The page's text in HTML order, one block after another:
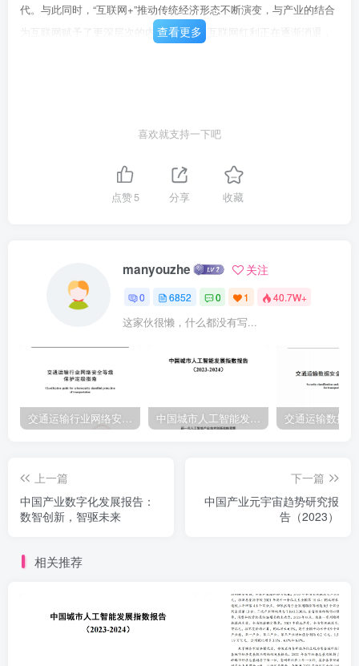
代。与此同时，“互联网+”推动传统经济形态不断演变，与产业的结合
为互联网赋予了更深层次的内涵。如今，互联网红利正在逐渐消退，
其各自独立又深度连接，并且更加看重生态与生态的合作，要素到价
值均需要通过生态共同完成。通过信息全面互联、资源优化配置，进
行深度融合、链式扩张、协同创新、多方共赢才是发展的方向所在。
应。消费互联网与产业互联网特征对比消费互联网产业互联网服务对
象个人消费者全产业链核心主体互联网企业实体企业应用场景生活消
费场景生产、服务、生活全场景发展模式平台模式生态模式基于互联
网企业自有平台发展涉及千行百业的场景关键特征用户类型和需求较
为简单不存在统一入口和统一逻辑应用场景覆盖面相对较窄参与者类
型和需求复杂，覆盖广尽快占领市场，进行平台与平台链接需求侧与
供给侧，进行生态发展思路间正面竞争与生态间的合作需要聚焦用户
体验升级知识沉淀、决策智能、价值实现行业格局零和博弈，易形成
寡头格局各行业百花齐放，多方共赢▣A激发科技与创新活力3▣
查看更多
喜欢就支持一下吧
点赞5 分享 收藏
manyouzhe 关注
0 6852 0 1 40.7W+
这家伙很懒，什么都没有写...
上一篇
中国产业数字化发展报告：
数智创新，智驱未来
下一篇
中国产业元宇宙趋势研究报
告（2023）
相关推荐